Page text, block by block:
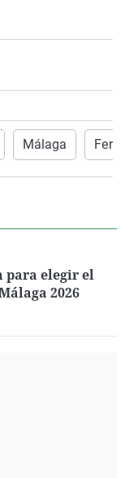
viajera
Vasco
Málaga
para elegir el
2026